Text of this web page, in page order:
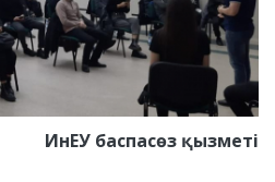
ИнЕУ баспасөз қызметі